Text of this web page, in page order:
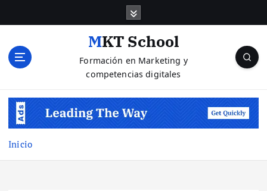
MKT School
Formación en Marketing y
competencias digitales
Inicio